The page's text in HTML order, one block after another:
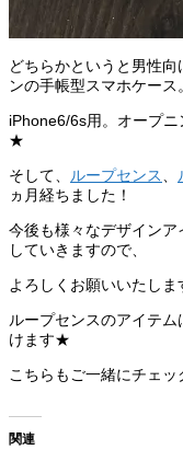
どちらかというと男性
ンの手帳型スマホケース。
iPhone6/6s用。オープ
★
そして、
ループセンス
ヵ月経ちました！
今後も様々なデザイン
していきますので、
よろしくお願いいたしま
ループセンスのアイテム
けます★
こちらもご一緒にチェ
関連